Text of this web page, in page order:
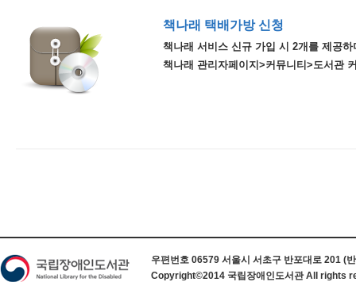
책나래 택배가방 신청
책나래 서비스 신규 가입 시 2개를 제공
책나래 관리자페이지>커뮤니티>도서관
우편번호 06579 서울시 서초구 반포대로 201 (
Copyright©2014 국립장애인도서관 All rights